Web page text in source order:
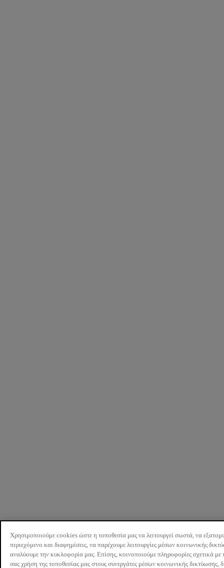
Χρησιμοποιούμε cookies ώστε η τοποθεσία μας να λειτουργεί σωστά, να
περιεχόμενο και διαφημίσεις, να παρέχουμε λειτουργίες μέσων κοινωνικής
αναλύουμε την κυκλοφορία μας. Επίσης, κοινοποιούμε πληροφορίες σχετικά με
σας χρήση της τοποθεσίας μας στους συνεργάτες μέσων κοινωνικής δικτύωσης,